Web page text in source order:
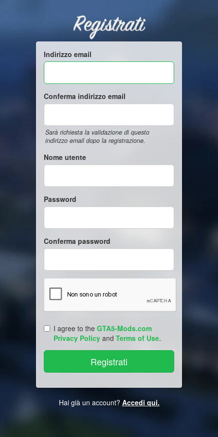
Registrati
Indirizzo email
Conferma indirizzo email
Sarà richiesta la validazione di questo
indirizzo email dopo la registrazione.
Nome utente
Password
Conferma password
I agree to the GTA5-Mods.com
Privacy Policy and Terms of Use.
Hai già un account? Accedi qui.